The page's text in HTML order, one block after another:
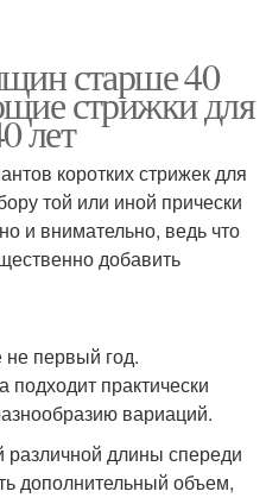
старше 40
стрижки для
лет
коротких стрижек для
той или иной прически
и внимательно, ведь что
добавить
первый год.
подходит практически
вариаций.
длины спереди
дополнительный объем,